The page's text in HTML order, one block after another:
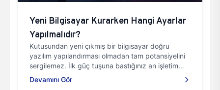
Yeni Bilgisayar Kurarken Hangi Ayarlar
Yapılmalıdır?
Kutusundan yeni çıkmış bir bilgisayar doğru
yazılım yapılandırması olmadan tam potansiyelini
sergilemez. İlk güç tuşuna bastığınız an işletim
sistemi ile donanım mimarisi arasındaki iletişimin
temel kurallarını belirlersiniz.
Devamını Gör